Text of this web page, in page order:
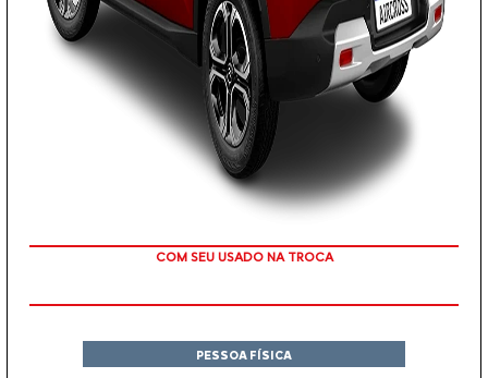
TAXA ZERO
De: R$ 154.490,00
R$ 128.790,00